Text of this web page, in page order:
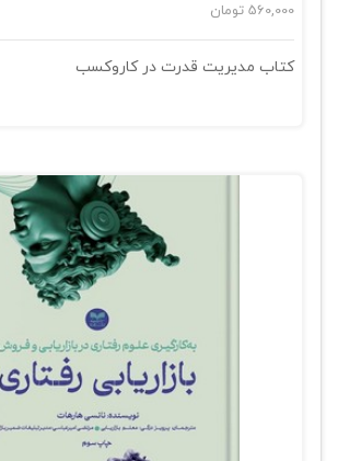
560,000 تومان
کتاب مدیریت قدرت در کاروکسب